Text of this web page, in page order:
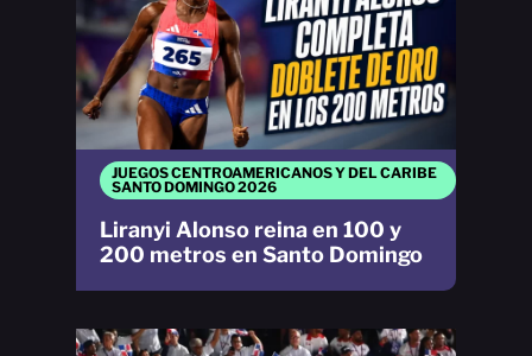
JUEGOS CENTROAMERICANOS Y DEL CARIBE
SANTO DOMINGO 2026
Liranyi Alonso reina en 100 y
200 metros en Santo Domingo